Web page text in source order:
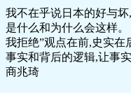
我不在乎说日本的好与
是什么和为什么会这样。
我拒绝”观点在前,史实在
事实和背后的逻辑,让事实
商兆琦